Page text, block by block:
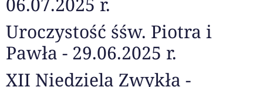
Uroczystość śśw. Piotra i
Pawła - 29.06.2025 r.
XII Niedziela Zwykła -